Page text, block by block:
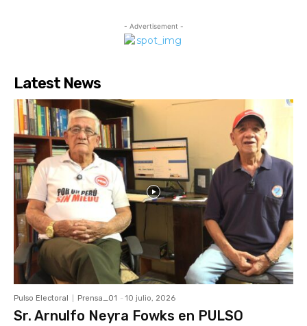
- Advertisement -
Latest News
Pulso Electoral Prensa_01 - 10 julio, 2026
Sr. Arnulfo Neyra Fowks en PULSO